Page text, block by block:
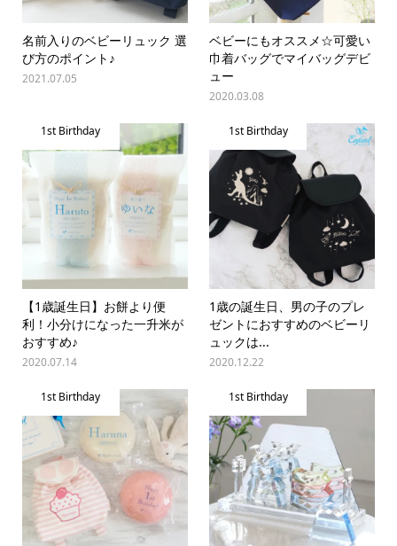
名前入りのベビーリュック 選
び方のポイント♪
2021.07.05
ベビーにもオススメ☆可愛い
巾着バッグでマイバッグデビ
ュー
2020.03.08
1st Birthday
【1歳誕生日】お餅より便
利！小分けになった一升米が
おすすめ♪
2020.07.14
1st Birthday
1歳の誕生日、男の子のプレ
ゼントにおすすめのベビーリ
ュックは...
2020.12.22
1st Birthday 1st Birthday